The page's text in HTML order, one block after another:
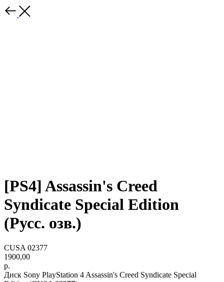
[PS4] Assassin's Creed
Syndicate Special Edition
(Русс. озв.)
CUSA 02377
1900,00
р.
Диск Sony PlayStation 4 Assassin's Creed Syndicate Special